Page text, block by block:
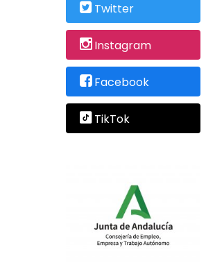
Twitter
Instagram
Facebook
TikTok